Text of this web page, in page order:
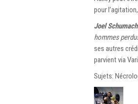
pour
Joel
hommes
ses autres
parvient via
Sujets: